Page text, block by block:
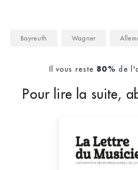
Bayreuth Wagner
Il vous reste 80% de
Pour lire la suite,